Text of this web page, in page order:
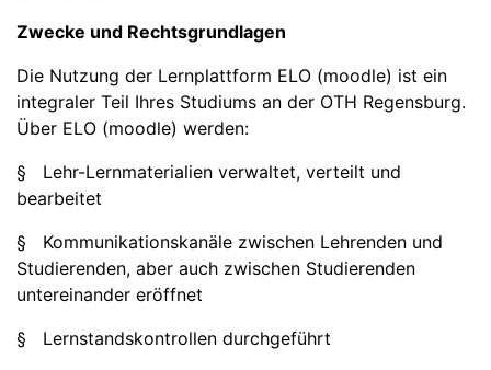
Zwecke und Rechtsgrundlagen
Die Nutzung der Lernplattform ELO (moodle) ist ein
integraler Teil Ihres Studiums an der OTH Regensburg.
Über ELO (moodle) werden:
§ Lehr-Lernmaterialien verwaltet, verteilt und
bearbeitet
§ Kommunikationskanäle zwischen Lehrenden und
Studierenden, aber auch zwischen Studierenden
untereinander eröffnet
§ Lernstandskontrollen durchgeführt